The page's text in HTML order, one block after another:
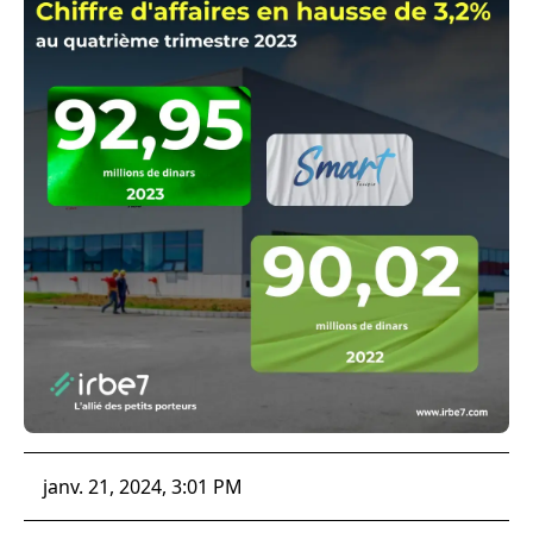
janv. 21, 2024, 3:01 PM